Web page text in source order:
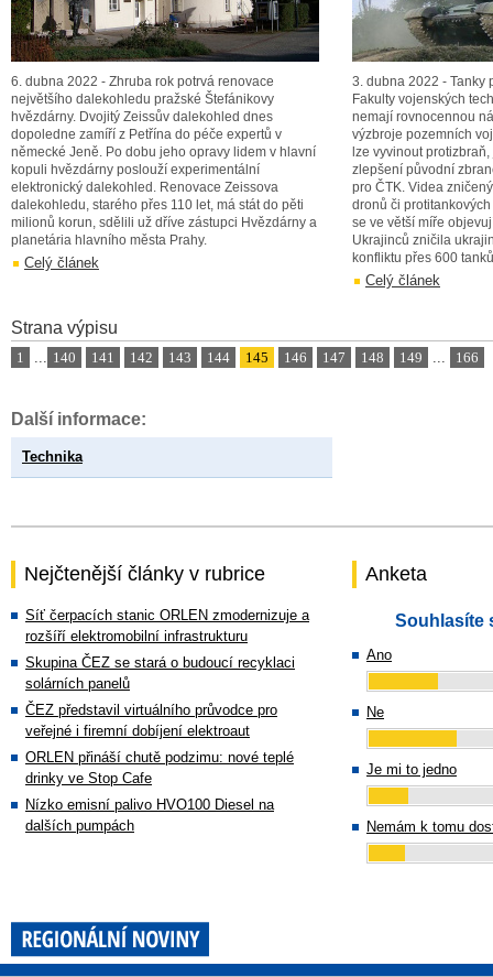
6. dubna 2022 - Zhruba rok potrvá renovace
největšího dalekohledu pražské Štefánikovy
hvězdárny. Dvojitý Zeissův dalekohled dnes
dopoledne zamíří z Petřína do péče expertů v
německé Jeně. Po dobu jeho opravy lidem v hlavní
kopuli hvězdárny poslouží experimentální
elektronický dalekohled. Renovace Zeissova
dalekohledu, starého přes 110 let, má stát do pěti
milionů korun, sdělili už dříve zástupci Hvězdárny a
planetária hlavního města Prahy.
Celý článek
3. dubna 2022 - Tanky
Fakulty vojenských
nemají rovnocennou
výzbroje pozemních
lze vyvinout
zlepšení původní
pro ČTK. Videa
dronů či
se ve větší míře
Ukrajinců zničila
konfliktu přes 600
Celý článek
Strana výpisu
1 ... 140 141 142 143 144 145 146 147 148 149 ... 166
Další informace:
Technika
Nejčtenější články v rubrice
Síť čerpacích stanic ORLEN zmodernizuje a
rozšíří elektromobilní infrastrukturu
Skupina ČEZ se stará o budoucí recyklaci
solárních panelů
ČEZ představil virtuálního průvodce pro
veřejné i firemní dobíjení elektroaut
ORLEN přináší chutě podzimu: nové teplé
drinky ve Stop Cafe
Nízko emisní palivo HVO100 Diesel na
dalších pumpách
Anketa
Souhlasíte
Ano
Ne
Je mi to jedno
Nemám k tomu